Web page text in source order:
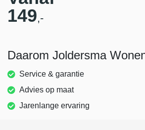
149,-
Daarom Joldersma
Service & garantie
Advies op maat
Jarenlange ervaring